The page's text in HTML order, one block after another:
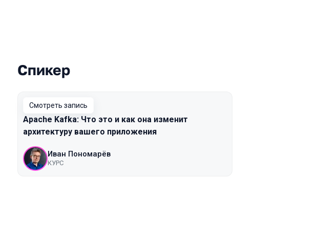
Выступления в сезоне 2020 Piter
Спикер
Смотреть запись
Apache Kafka: Что это и как она изменит
архитектуру вашего приложения
Иван Пономарёв
КУРС